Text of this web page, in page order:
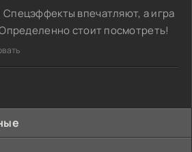
впечатляют, а игра
стоит посмотреть!